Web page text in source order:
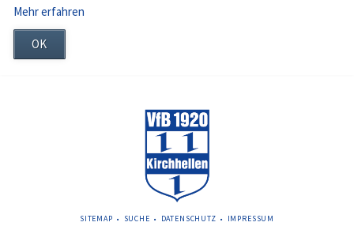
Mehr erfahren
OK
NAVIGATION
SITEMAP SUCHE DATENSCHUTZ IMPRESSUM